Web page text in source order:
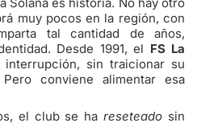
muy pocos en la región, con
tal cantidad de años,
Desde 1991, el FS La
sin traicionar su
conviene alimentar esa
el club se hareseteado sin